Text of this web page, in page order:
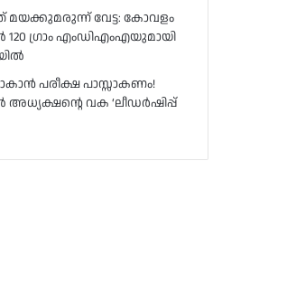
വേട്ട: കോവളം
ഗ്രാം എംഡിഎംഎയുമായി
പരീക്ഷ പാസ്സാകണം!
അധ്യക്ഷന്റെ വക ‘ലീഡർഷിപ്പ്